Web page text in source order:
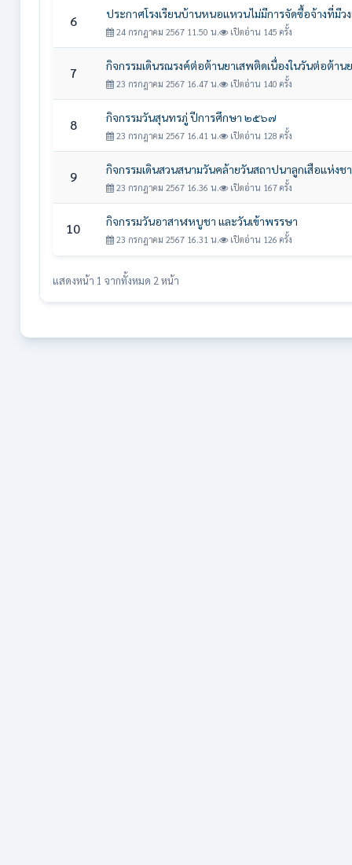
6 ประกาศโรงเรียนบ้านหนอแหวนไม่มีการจัดซื้อจ้างที่มีว
24 กรกฎาคม 2567 11.50 น. เปิดอ่าน 145 ครั้ง
7 กิจกรรมเดินรณรงค์ต่อต้านยาเสพติดเนื่องในวันต่อต้าน
23 กรกฎาคม 2567 16.47 น. เปิดอ่าน 140 ครั้ง
8 กิจกรรมวันสุนทรภู่ ปีการศึกษา ๒๕๖๗
23 กรกฎาคม 2567 16.41 น. เปิดอ่าน 128 ครั้ง
9 กิจกรรมเดินสวนสนามวันคล้ายวันสถาปนาลูกเสือแห่งช
23 กรกฎาคม 2567 16.36 น. เปิดอ่าน 167 ครั้ง
10 กิจกรรมวันอาสาฬหบูชา และวันเข้าพรรษา
23 กรกฎาคม 2567 16.31 น. เปิดอ่าน 126 ครั้ง
แสดงหน้า 1 จากทั้งหมด 2 หน้า